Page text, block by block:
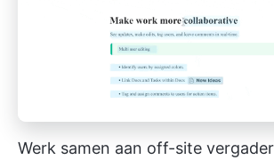
Werk samen aan off-site